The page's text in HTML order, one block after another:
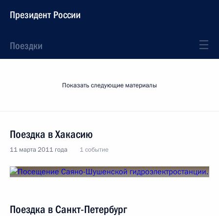
Президент России
Поездки
Показать следующие материалы
Поездка в Хакасию
11 марта 2011 года 1 событие
Поездка в Санкт-Петербург